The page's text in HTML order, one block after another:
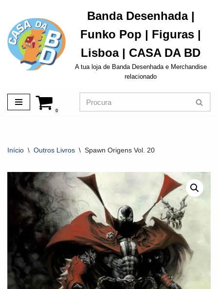
Avançar
para
o
conteúdo
Banda Desenhada |
Funko Pop | Figuras |
Lisboa | CASA DA BD
A tua loja de Banda Desenhada e Merchandise
relacionado
0
Início \ Outros Livros \ Spawn Origens Vol. 20